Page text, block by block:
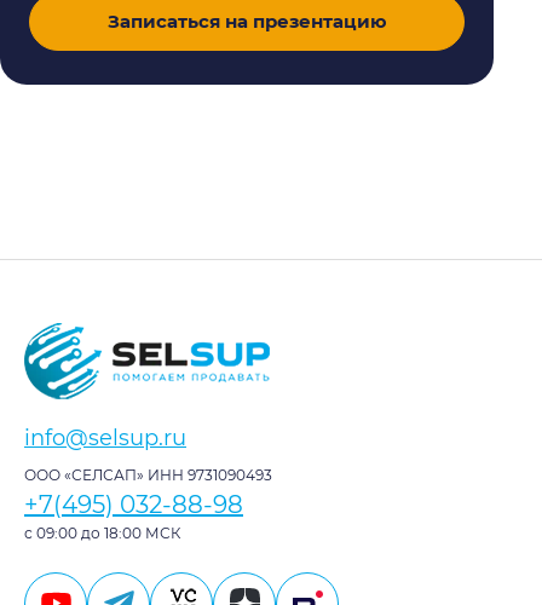
Записаться на презентацию
info@selsup.ru
ООО «СЕЛСАП» ИНН 9731090493
+7(495) 032-88-98
с 09:00 до 18:00 МСК